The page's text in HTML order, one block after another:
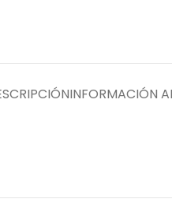
INFORMACIÓN